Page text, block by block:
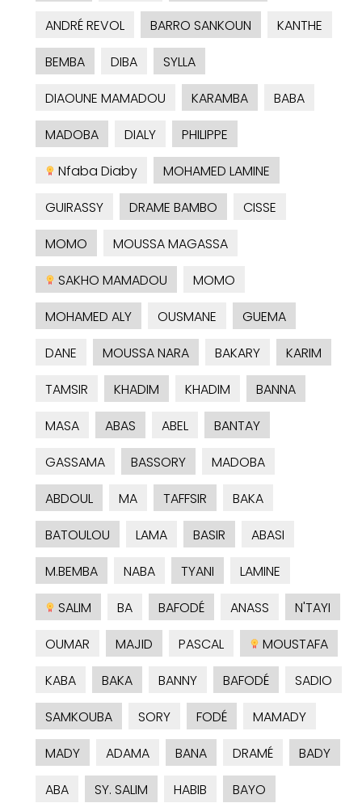
ANDRÉ REVOL
BARRO SANKOUN
KANTHE
BEMBA
DIBA
SYLLA
DIAOUNE MAMADOU
KARAMBA
BABA
MADOBA
DIALY
PHILIPPE
Nfaba Diaby
MOHAMED LAMINE
GUIRASSY
DRAME BAMBO
CISSE
MOMO
MOUSSA MAGASSA
SAKHO MAMADOU
MOMO
MOHAMED ALY
OUSMANE
GUEMA
DANE
MOUSSA NARA BAKARY
KARIM
TAMSIR
KHADIM KHADIM
BANNA
MASA
ABAS ABEL
BANTAY
GASSAMA
BASSORY
MADOBA
ABDOUL
MA TAFFSIR
BAKA
BATOULOU
LAMA BASIR
ABASI
M.BEMBA
NABA TYANI
LAMINE
SALIM
BA BAFODÉ ANASS
N'TAYI
OUMAR
MAJID PASCAL
MOUSTAFA
KABA
BAKA BANNY BAFODÉ
SADIO
SAMKOUBA
SORY FODÉ
MAMADY
MADY
ADAMA BANA DRAMÉ
BADY
ABA
SY. SALIM HABIB
BAYO